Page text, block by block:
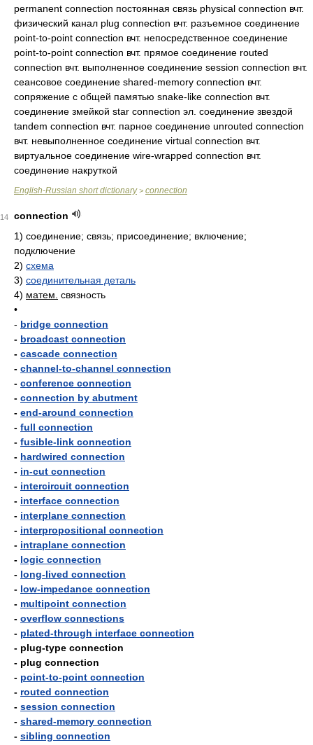
permanent connection постоянная связь physical connection вчт.
физический канал plug connection вчт. разъемное соединение
point-to-point connection вчт. непосредственное соединение
point-to-point connection вчт. прямое соединение routed
connection вчт. выполненное соединение session connection вчт.
сеансовое соединение shared-memory connection вчт.
сопряжение с общей памятью snake-like connection вчт.
соединение змейкой star connection эл. соединение звездой
tandem connection вчт. парное соединение unrouted connection
вчт. невыполненное соединение virtual connection вчт.
виртуальное соединение wire-wrapped connection вчт.
соединение накруткой
English-Russian short dictionary> connection
14
connection
1) соединение; связь; присоединение; включение;
подключение
2) схема
3) соединительная деталь
4) матем. связность
•
- bridge connection
- broadcast connection
- cascade connection
- channel-to-channel connection
- conference connection
- connection by abutment
- end-around connection
- full connection
- fusible-link connection
- hardwired connection
- in-cut connection
- intercircuit connection
- interface connection
- interplane connection
- interpropositional connection
- intraplane connection
- logic connection
- long-lived connection
- low-impedance connection
- multipoint connection
- overflow connections
- plated-through interface connection
- plug-type connection
- plug connection
- point-to-point connection
- routed connection
- session connection
- shared-memory connection
- sibling connection